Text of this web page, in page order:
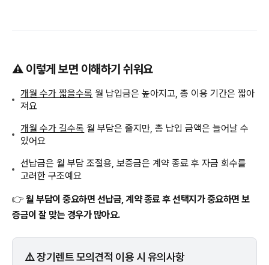
⚠️ 이렇게 보면 이해하기 쉬워요
개월 수가 짧을수록 월 납입금은 높아지고, 총 이용 기간은 짧아
져요
개월 수가 길수록 월 부담은 줄지만, 총 납입 금액은 늘어날 수
있어요
선납금은 월 부담 조절용, 보증금은 계약 종료 후 자금 회수를
고려한 구조예요
👉 월 부담이 중요하면 선납금, 계약 종료 후 선택지가 중요하면 보
증금이 잘 맞는 경우가 많아요.
⚠️ 장기렌트 모의견적 이용 시 유의사항